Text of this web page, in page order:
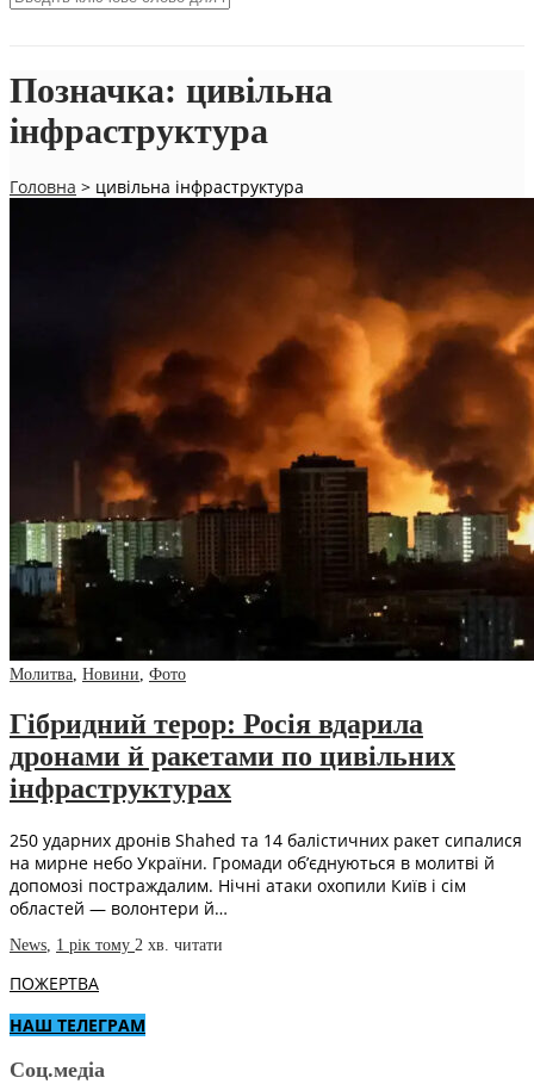
Позначка: цивільна
інфраструктура
Головна > цивільна інфраструктура
Молитва, Новини, Фото
Гібридний терор: Росія вдарила
дронами й ракетами по цивільних
інфраструктурах
250 ударних дронів Shahed та 14 балістичних ракет сипалися
на мирне небо України. Громади об’єднуються в молитві й
допомозі постраждалим. Нічні атаки охопили Київ і сім
областей — волонтери й…
News, 1 рік тому 2 хв. читати
ПОЖЕРТВА
НАШ ТЕЛЕГРАМ
Соц.медіа